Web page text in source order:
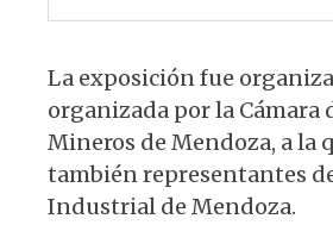
La exposición fue
organizada por la Cámara
Mineros de Mendoza, a la
también representantes
Industrial de Mendoza.